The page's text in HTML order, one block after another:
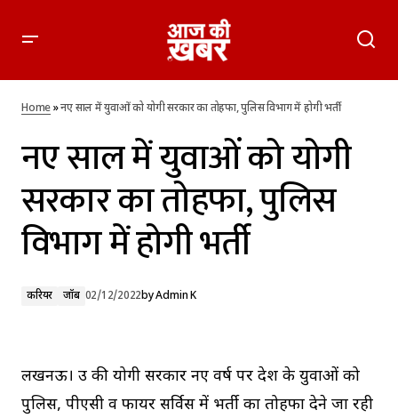
भर्ती
Home»नए साल में युवाओं को योगी सरकार का तोहफा, पुलिस विभाग में होगी भर्ती
नए साल में युवाओं को योगी
सरकार का तोहफा, पुलिस
विभाग में होगी भर्ती
करियर जॉब 02/12/2022byAdmin K
लखनऊ। उप्र की योगी सरकार नए वर्ष पर प्रदेश के युवाओं को
पुलिस, पीएसी व फायर सर्व‍िस में भर्ती का तोहफा देने जा रही